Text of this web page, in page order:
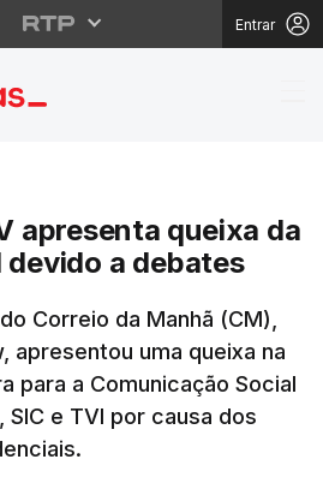
Entrar
apresenta queixa da
devido a debates
Correio da Manhã (CM),
apresentou uma queixa na
para a Comunicação Social
SIC e TVI por causa dos